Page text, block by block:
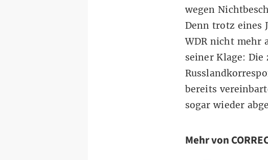
wegen
Denn trotz eines
WDR nicht mehr
seiner Klage: Die
bereits
sogar wieder
Mehr von